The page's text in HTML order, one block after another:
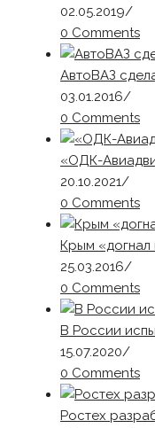
02.05.2019/
0 Comments
АвтоВАЗ
03.01.2016/
0 Comments
«ОДК-
20.10.2021/
0 Comments
Крым «догнал
25.03.2016/
0 Comments
В России
15.07.2020/
0 Comments
Ростех